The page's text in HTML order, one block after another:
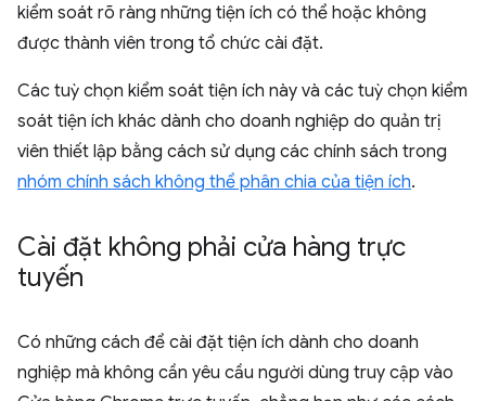
kiểm soát rõ ràng những tiện ích có thể hoặc không
được thành viên trong tổ chức cài đặt.
Các tuỳ chọn kiểm soát tiện ích này và các tuỳ chọn kiểm
soát tiện ích khác dành cho doanh nghiệp do quản trị
viên thiết lập bằng cách sử dụng các chính sách trong
nhóm chính sách không thể phân chia của tiện ích.
Cài đặt không phải cửa hàng trực
tuyến
Có những cách để cài đặt tiện ích dành cho doanh
nghiệp mà không cần yêu cầu người dùng truy cập vào